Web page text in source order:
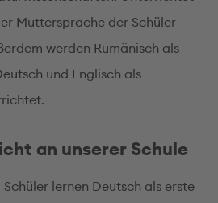
Muttersprache der Schüler-
werden Rumänisch als
und Englisch als
an unserer Schule
lernen Deutsch als erste